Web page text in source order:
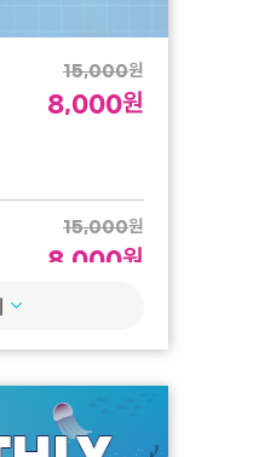
15,000원
8,000원
15,000원
8,000원
15,000원
8,000